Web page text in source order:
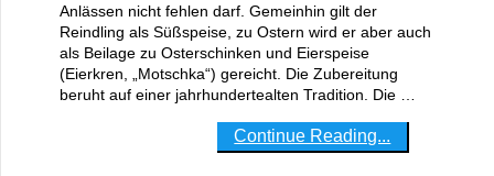
Anlässen nicht fehlen darf. Gemeinhin gilt der
Reindling als Süßspeise, zu Ostern wird er aber auch
als Beilage zu Osterschinken und Eierspeise
(Eierkren, „Motschka“) gereicht. Die Zubereitung
beruht auf einer jahrhundertealten Tradition. Die …
Continue Reading...